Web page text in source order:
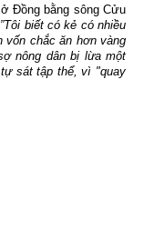
Đồng bằng sông Cửu
”Tôi biết có kẻ có nhiều
vốn chắc ăn hơn vàng
nông dân bị lừa một
sát tập thể, vì "quay